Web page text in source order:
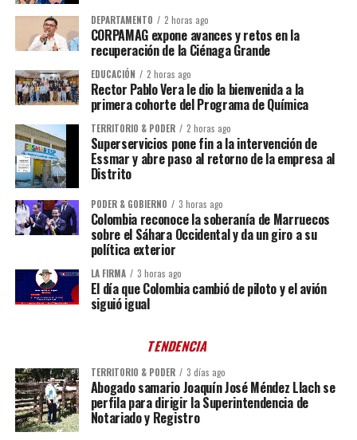
DEPARTAMENTO 2 horas ago
CORPAMAG expone avances y retos en la
recuperación de la Ciénaga Grande
EDUCACIÓN 2 horas ago
Rector Pablo Vera le dio la bienvenida a la
primera cohorte del Programa de Química
TERRITORIO & PODER 2 horas ago
Superservicios pone fin a la intervención de
Essmar y abre paso al retorno de la empresa al
Distrito
PODER & GOBIERNO 3 horas ago
Colombia reconoce la soberanía de Marruecos
sobre el Sáhara Occidental y da un giro a su
política exterior
LA FIRMA 3 horas ago
El día que Colombia cambió de piloto y el avión
siguió igual
TENDENCIA
TERRITORIO & PODER 3 días ago
Abogado samario Joaquín José Méndez Llach se
perfila para dirigir la Superintendencia de
Notariado y Registro